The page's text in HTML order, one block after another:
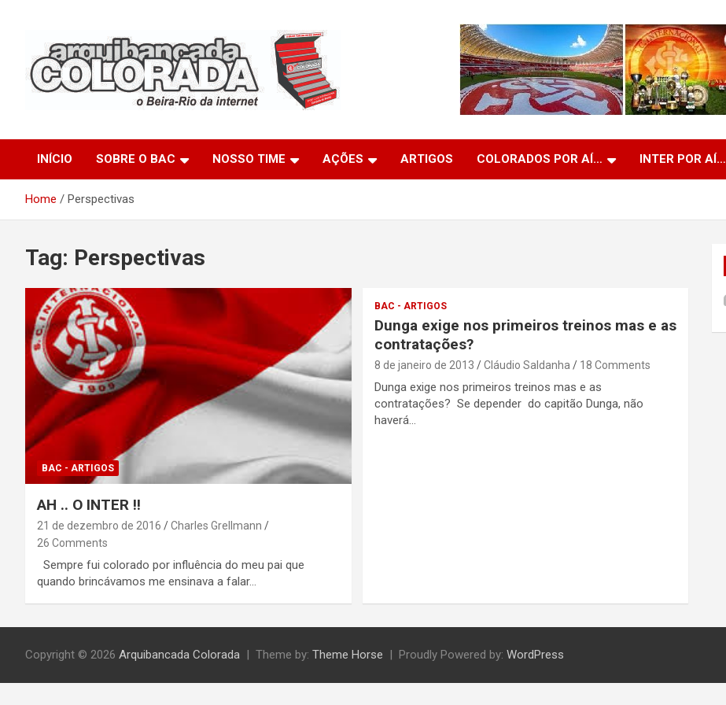
Arquibancada Colorada
INÍCIO SOBRE O BAC NOSSO TIME AÇÕES ARTIGOS COLORADOS POR AÍ… INTER POR AÍ…
Home Perspectivas
Tag: Perspectivas
BAC - ARTIGOS
AH .. O INTER !!
21 de dezembro de 2016
Charles Grellmann
26 Comments
Sempre fui colorado por influência do meu pai que
quando brincávamos me ensinava a falar…
BAC - ARTIGOS
Dunga exige nos primeiros treinos mas e as
contratações?
8 de janeiro de 2013 Cláudio Saldanha 18 Comments
Dunga exige nos primeiros treinos mas e as
contratações? Se depender do capitão Dunga, não
haverá…
Copyright © 2026 Arquibancada Colorada Theme by: Theme Horse Proudly Powered by: WordPress